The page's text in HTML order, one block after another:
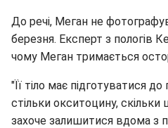
До речі, Меган не
березня. Експерт з пологів
чому Меган тримається
"Її тіло має підготуватися до
стільки окситоцину,
захоче залишитися вдома з